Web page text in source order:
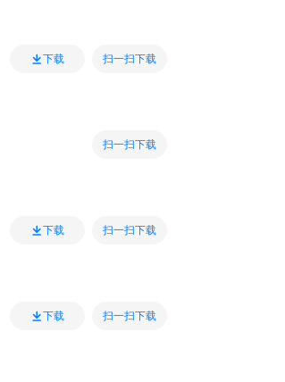
下载 扫一扫下载
扫一扫下载
下载 扫一扫下载
下载 扫一扫下载